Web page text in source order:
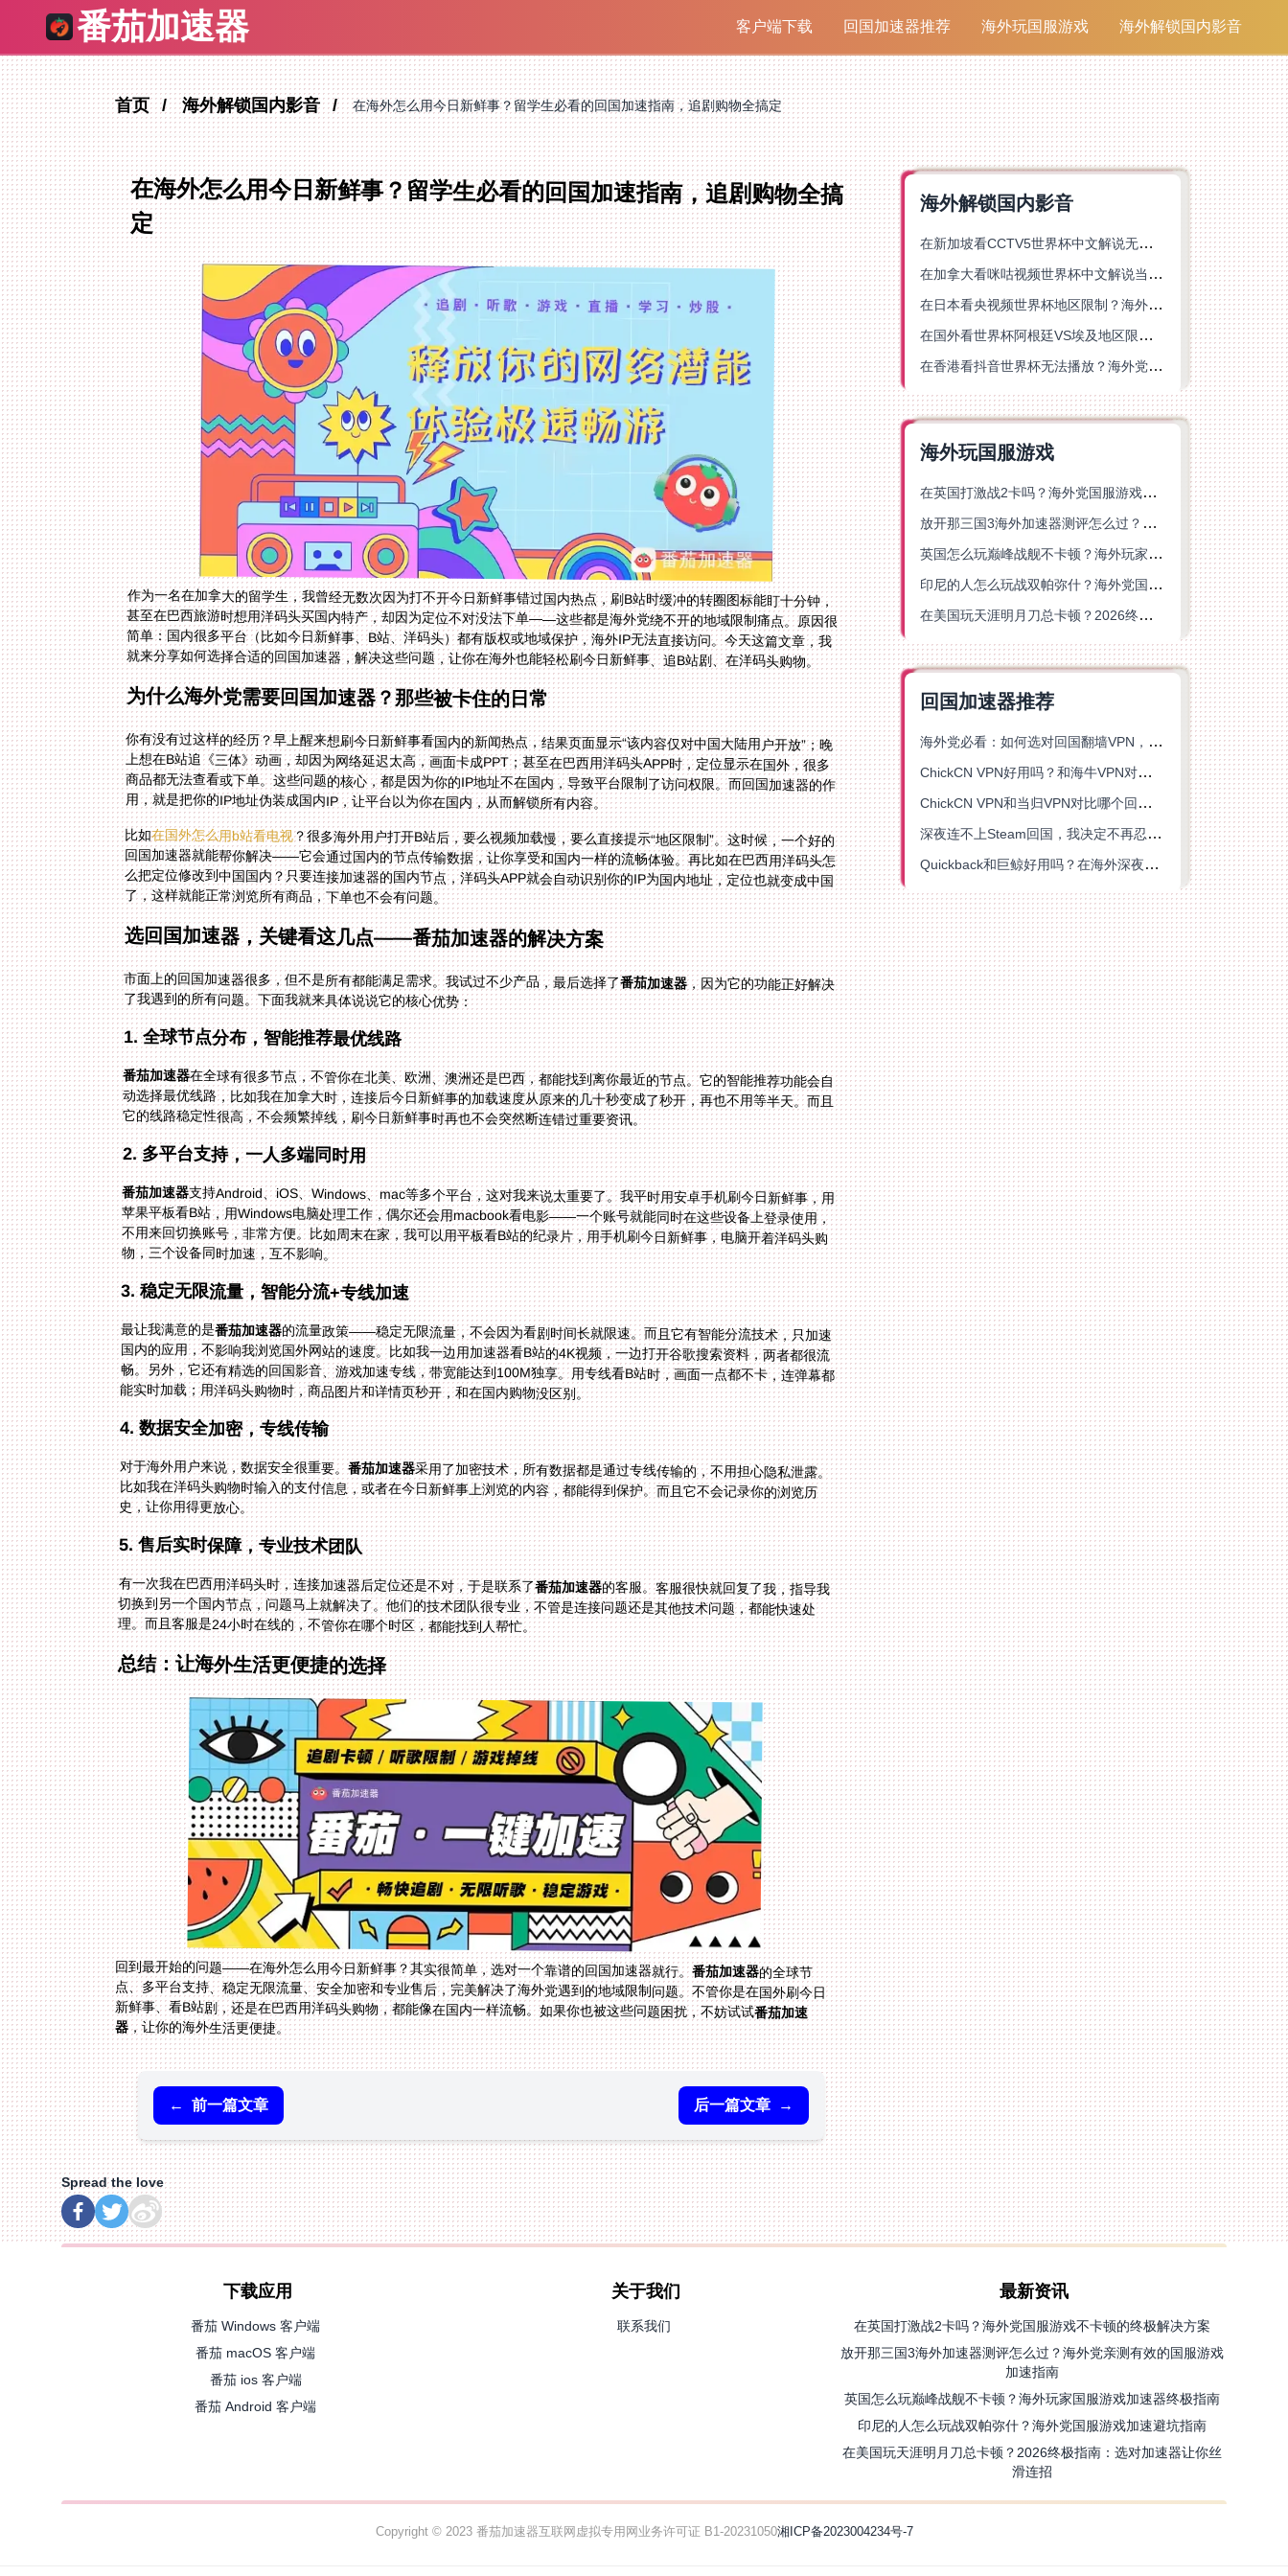
番茄加速器 客户端下载 回国加速器推荐 海外玩国服游戏 海外解锁国内影音
首页 海外解锁国内影音 在海外怎么用今日新鲜事？留学生必看的回国加速指南，追剧购物全搞定
在海外怎么用今日新鲜事？留学生必看的回国加速指南，追剧购物全搞
定
作为一名在加拿大的留学生，我曾经无数次因为打不开今日新鲜事错过国内热点，刷B站时缓冲的转圈图标能盯十分钟，
甚至在巴西旅游时想用洋码头买国内特产，却因为定位不对没法下单——这些都是海外党绕不开的地域限制痛点。原因很
简单：国内很多平台（比如今日新鲜事、B站、洋码头）都有版权或地域保护，海外IP无法直接访问。今天这篇文章，我
就来分享如何选择合适的回国加速器，解决这些问题，让你在海外也能轻松刷今日新鲜事、追B站剧、在洋码头购物。
为什么海外党需要回国加速器？那些被卡住的日常
你有没有过这样的经历？早上醒来想刷今日新鲜事看国内的新闻热点，结果页面显示“该内容仅对中国大陆用户开放”；晚
上想在B站追《三体》动画，却因为网络延迟太高，画面卡成PPT；甚至在巴西用洋码头APP时，定位显示在国外，很多
商品都无法查看或下单。这些问题的核心，都是因为你的IP地址不在国内，导致平台限制了访问权限。而回国加速器的作
用，就是把你的IP地址伪装成国内IP，让平台以为你在国内，从而解锁所有内容。
比如在国外怎么用b站看电视？很多海外用户打开B站后，要么视频加载慢，要么直接提示“地区限制”。这时候，一个好的
回国加速器就能帮你解决——它会通过国内的节点传输数据，让你享受和国内一样的流畅体验。再比如在巴西用洋码头怎
么把定位修改到中国国内？只要连接加速器的国内节点，洋码头APP就会自动识别你的IP为国内地址，定位也就变成中国
了，这样就能正常浏览所有商品，下单也不会有问题。
选回国加速器，关键看这几点——番茄加速器的解决方案
市面上的回国加速器很多，但不是所有都能满足需求。我试过不少产品，最后选择了番茄加速器，因为它的功能正好解决
了我遇到的所有问题。下面我就来具体说说它的核心优势：
1. 全球节点分布，智能推荐最优线路
番茄加速器在全球有很多节点，不管你在北美、欧洲、澳洲还是巴西，都能找到离你最近的节点。它的智能推荐功能会自
动选择最优线路，比如我在加拿大时，连接后今日新鲜事的加载速度从原来的几十秒变成了秒开，再也不用等半天。而且
它的线路稳定性很高，不会频繁掉线，刷今日新鲜事时再也不会突然断连错过重要资讯。
2. 多平台支持，一人多端同时用
番茄加速器支持Android、iOS、Windows、mac等多个平台，这对我来说太重要了。我平时用安卓手机刷今日新鲜事，用
苹果平板看B站，用Windows电脑处理工作，偶尔还会用macbook看电影——一个账号就能同时在这些设备上登录使用，
不用来回切换账号，非常方便。比如周末在家，我可以用平板看B站的纪录片，用手机刷今日新鲜事，电脑开着洋码头购
物，三个设备同时加速，互不影响。
3. 稳定无限流量，智能分流+专线加速
最让我满意的是番茄加速器的流量政策——稳定无限流量，不会因为看剧时间长就限速。而且它有智能分流技术，只加速
国内的应用，不影响我浏览国外网站的速度。比如我一边用加速器看B站的4K视频，一边打开谷歌搜索资料，两者都很流
畅。另外，它还有精选的回国影音、游戏加速专线，带宽能达到100M独享。用专线看B站时，画面一点都不卡，连弹幕都
能实时加载；用洋码头购物时，商品图片和详情页秒开，和在国内购物没区别。
4. 数据安全加密，专线传输
对于海外用户来说，数据安全很重要。番茄加速器采用了加密技术，所有数据都是通过专线传输的，不用担心隐私泄露。
比如我在洋码头购物时输入的支付信息，或者在今日新鲜事上浏览的内容，都能得到保护。而且它不会记录你的浏览历
史，让你用得更放心。
5. 售后实时保障，专业技术团队
有一次我在巴西用洋码头时，连接加速器后定位还是不对，于是联系了番茄加速器的客服。客服很快就回复了我，指导我
切换到另一个国内节点，问题马上就解决了。他们的技术团队很专业，不管是连接问题还是其他技术问题，都能快速处
理。而且客服是24小时在线的，不管你在哪个时区，都能找到人帮忙。
总结：让海外生活更便捷的选择
回到最开始的问题——在海外怎么用今日新鲜事？其实很简单，选对一个靠谱的回国加速器就行。番茄加速器的全球节
点、多平台支持、稳定无限流量、安全加密和专业售后，完美解决了海外党遇到的地域限制问题。不管你是在国外刷今日
新鲜事、看B站剧，还是在巴西用洋码头购物，都能像在国内一样流畅。如果你也被这些问题困扰，不妨试试番茄加速
器，让你的海外生活更便捷。
← 前一篇文章 后一篇文章 →
海外解锁国内影音
在新加坡看CCTV5世界杯中文解说无法播放？这篇指南帮你解锁海外体育直播自由
在加拿大看咪咕视频世界杯中文解说当前地区不可播放？这篇指南帮你一键解决
在日本看央视频世界杯地区限制？海外党体育赛事观看终极指南
在国外看世界杯阿根廷VS埃及地区限制？这篇指南帮你搞定中文直播+解说
在香港看抖音世界杯无法播放？海外党体育赛事中文直播终极指南
海外玩国服游戏
在英国打激战2卡吗？海外党国服游戏不卡顿的终极解决方案
放开那三国3海外加速器测评怎么过？海外党亲测有效的国服游戏加速指南
英国怎么玩巅峰战舰不卡顿？海外玩家国服游戏加速器终极指南
印尼的人怎么玩战双帕弥什？海外党国服游戏加速避坑指南
在美国玩天涯明月刀总卡顿？2026终极指南：选对加速器让你丝滑连招
回国加速器推荐
海外党必看：如何选对回国翻墙VPN，无缝解锁国内资源？
ChickCN VPN好用吗？和海牛VPN对比哪个回国效果更好？
ChickCN VPN和当归VPN对比哪个回国效果更好？海外党亲测后选了它
深夜连不上Steam回国，我决定不再忍受这数字鸿沟
Quickback和巨鲸好用吗？在海外深夜想刷B站、追爱奇艺的你，或许正需要这份答案
Spread the love
下载应用
番茄 Windows 客户端
番茄 macOS 客户端
番茄 ios 客户端
番茄 Android 客户端
关于我们
联系我们
最新资讯
在英国打激战2卡吗？海外党国服游戏不卡顿的终极解决方案
放开那三国3海外加速器测评怎么过？海外党亲测有效的国服游戏
加速指南
英国怎么玩巅峰战舰不卡顿？海外玩家国服游戏加速器终极指南
印尼的人怎么玩战双帕弥什？海外党国服游戏加速避坑指南
在美国玩天涯明月刀总卡顿？2026终极指南：选对加速器让你丝
滑连招
Copyright © 2023 番茄加速器互联网虚拟专用网业务许可证 B1-20231050湘ICP备2023004234号-7